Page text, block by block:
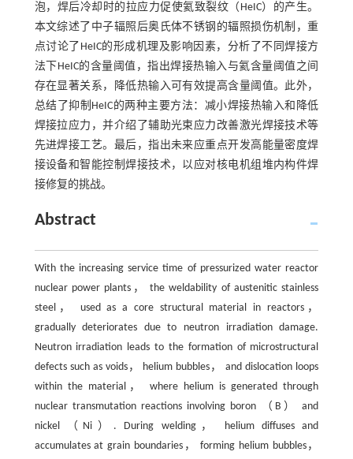
泡，焊后冷却时的拉应力促使氦致裂纹（HeIC）的产生。
本文综述了中子辐照后奥氏体不锈钢的辐照损伤机制，重
点讨论了HeIC的形成机理及影响因素，分析了不同焊接方
法下HeIC的含量阈值，指出焊接热输入与氦含量阈值之间
存在显著关系，降低热输入可有效提高含量阈值。此外，
总结了抑制HeIC的两种主要方法：减小焊接热输入和降低
焊接拉应力，并介绍了辅助光束应力改善激光焊接技术等
先进焊接工艺。最后，指出未来应重点开发高能量密度焊
接设备和智能控制焊接技术，以应对核电机组堆内构件焊
接修复的挑战。
Abstract
With the increasing service time of pressurized water reactor
nuclear power plants， the weldability of austenitic stainless
steel， used as a core structural material in reactors，
gradually deteriorates due to neutron irradiation damage.
Neutron irradiation leads to the formation of microstructural
defects such as voids， helium bubbles， and dislocation loops
within the material， where helium is generated through
nuclear transmutation reactions involving boron （B） and
nickel （Ni）. During welding， helium diffuses and
accumulates at grain boundaries， forming helium bubbles，